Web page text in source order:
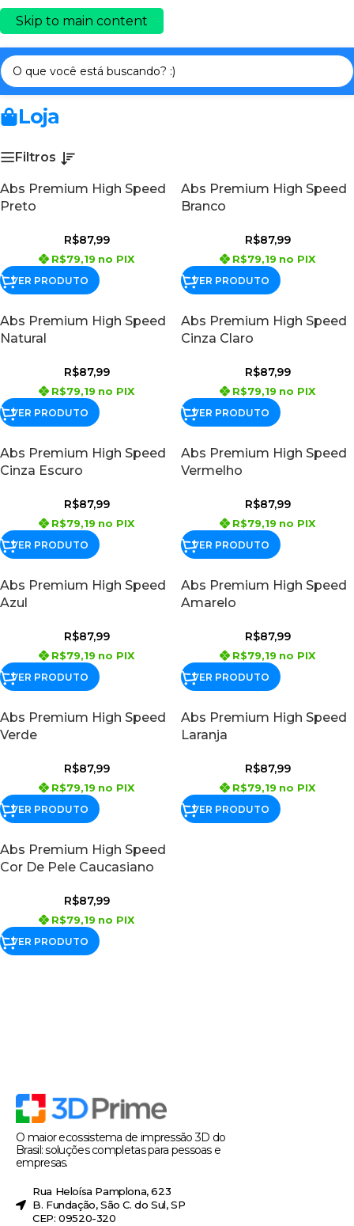
Skip to main content
Início/FILAMENTOS 3D PRIME/ABS PREMIUM
Loja
Filtros
Abs Premium High Speed
Preto
R$87,99
R$79,19 no PIX
VER PRODUTO
Abs Premium High Speed
Branco
R$87,99
R$79,19 no PIX
VER PRODUTO
Abs Premium High Speed
Natural
R$87,99
R$79,19 no PIX
VER PRODUTO
Abs Premium High Speed
Cinza Claro
R$87,99
R$79,19 no PIX
VER PRODUTO
Abs Premium High Speed
Cinza Escuro
R$87,99
R$79,19 no PIX
VER PRODUTO
Abs Premium High Speed
Vermelho
R$87,99
R$79,19 no PIX
VER PRODUTO
Abs Premium High Speed
Azul
R$87,99
R$79,19 no PIX
VER PRODUTO
Abs Premium High Speed
Amarelo
R$87,99
R$79,19 no PIX
VER PRODUTO
Abs Premium High Speed
Verde
R$87,99
R$79,19 no PIX
VER PRODUTO
Abs Premium High Speed
Laranja
R$87,99
R$79,19 no PIX
VER PRODUTO
Abs Premium High Speed
Cor De Pele Caucasiano
R$87,99
R$79,19 no PIX
VER PRODUTO
O maior ecossistema de impressão 3D do
Brasil: soluções completas para pessoas e
empresas.
Rua Heloísa Pamplona, 623
B. Fundação, São C. do Sul, SP
CEP: 09520-320